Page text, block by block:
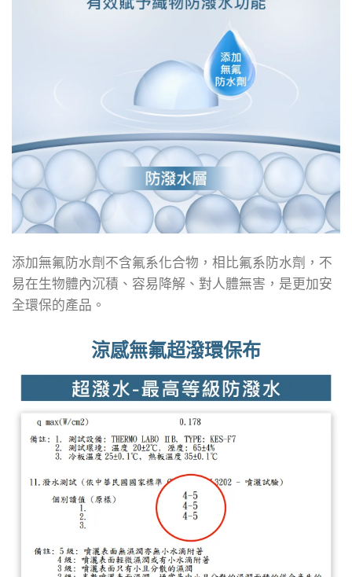
添加無氟防水劑不含氟系化合物，相比氟系防水劑，不
易在生物體內沉積、容易降解、對人體無害，是更加安
全環保的產品。
涼感無氟超潑環保布